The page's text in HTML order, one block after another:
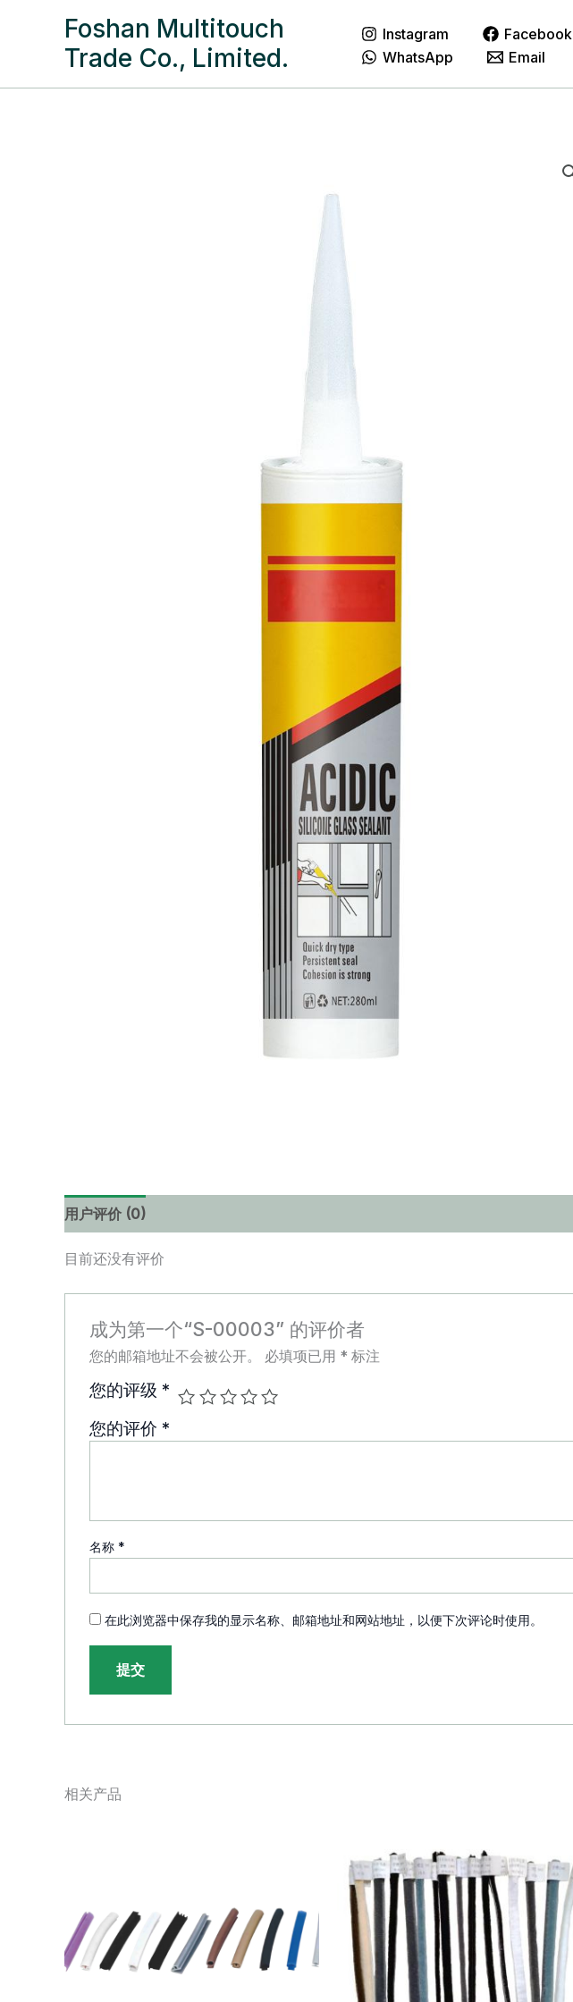
Foshan Multitouch
Trade Co., Limited.
Instagram
Facebook
WhatsApp
Email
用户评价 (0)
目前还没有评价
成为第一个“S-00003” 的评价者
您的邮箱地址不会被公开。 必填项已用 * 标注
您的评级 *
您的评价 *
名称 *
在此浏览器中保存我的显示名称、邮箱地址和网站地址，以便下次评论时使用。
相关产品